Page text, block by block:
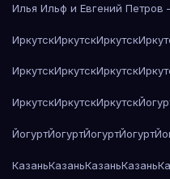
Илья Ильф и Евгений Петров
ИркутскИркутскИркутск
ИркутскИркутскИркутск
ИркутскИркутскИркутск
ЙогуртЙогуртЙогуртЙогурт
КазаньКазаньКазаньКазань